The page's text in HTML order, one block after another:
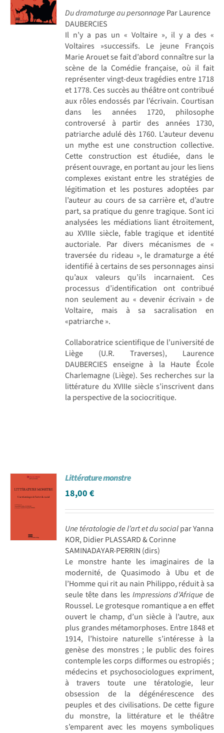
Du dramaturge au personnage Par Laurence
DAUBERCIES
Il n’y a pas un « Voltaire », il y a des «
Voltaires »successifs. Le jeune François
Marie Arouet se fait d’abord connaître sur la
scène de la Comédie française, où il fait
représenter vingt-deux tragédies entre 1718
et 1778. Ces succès au théâtre ont contribué
aux rôles endossés par l’écrivain. Courtisan
dans les années 1720, philosophe
controversé à partir des années 1730,
patriarche adulé dès 1760. L’auteur devenu
un mythe est une construction collective.
Cette construction est étudiée, dans le
présent ouvrage, en portant au jour les liens
complexes existant entre les stratégies de
légitimation et les postures adoptées par
l’auteur au cours de sa carrière et, d’autre
part, sa pratique du genre tragique. Sont ici
analysées les médiations liant étroitement,
au XVIIIe siècle, fable tragique et identité
auctoriale. Par divers mécanismes de «
traversée du rideau », le dramaturge a été
identifié à certains de ses personnages ainsi
qu’aux valeurs qu’ils incarnaient. Ces
processus d’identification ont contribué
non seulement au « devenir écrivain » de
Voltaire, mais à sa sacralisation en
«patriarche ».
Collaboratrice scientifique de l’université de
Liège (U.R. Traverses), Laurence
DAUBERCIES enseigne à la Haute École
Charlemagne (Liège). Ses recherches sur la
littérature du XVIIIe siècle s’inscrivent dans
la perspective de la sociocritique.
Littérature monstre
18,00€
Une tératologie de l’art et du socialpar Yanna
KOR, Didier PLASSARD & Corinne
SAMINADAYAR-PERRIN (dirs)
Le monstre hante les imaginaires de la
modernité, de Quasimodo à Ubu et de
l’Homme qui rit au nain Philippo, réduit à sa
seule tête dans les Impressions d’Afrique de
Roussel. Le grotesque romantique a en effet
ouvert le champ, d’un siècle à l’autre, aux
plus grandes métamorphoses. Entre 1848 et
1914, l’histoire naturelle s’intéresse à la
genèse des monstres ; le public des foires
contemple les corps difformes ou estropiés ;
médecins et psychosociologues expriment,
à travers toute une tératologie, leur
obsession de la dégénérescence des
peuples et des civilisations. De cette figure
du monstre, la littérature et le théâtre
s’emparent avec les moyens symboliques